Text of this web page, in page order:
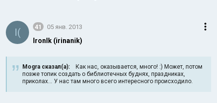
Аравийское море
I( 41 05 янв. 2013
IronIk (irinanik)
Mogra сказал(а): Как нас, оказывается, много! :) Может, потом
позже топик создать о библиотечных буднях, праздниках,
приколах... У нас там много всего интересного происходило.